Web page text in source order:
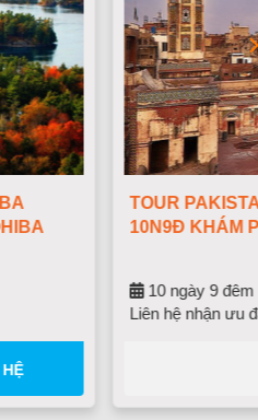
MÙA THU 2025 – HÀNH
VƯỜN ĐỊA ĐÀNG